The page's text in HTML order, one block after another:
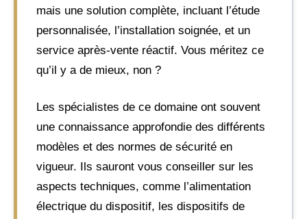
mais une solution complète, incluant l’étude
personnalisée, l’installation soignée, et un
service après-vente réactif. Vous méritez ce
qu’il y a de mieux, non ?
Les spécialistes de ce domaine ont souvent
une connaissance approfondie des différents
modèles et des normes de sécurité en
vigueur. Ils sauront vous conseiller sur les
aspects techniques, comme l’alimentation
électrique du dispositif, les dispositifs de